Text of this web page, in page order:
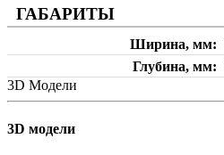
ГАБАРИТЫ
Ширина, мм
Глубина, мм
3D Модели
3D модели